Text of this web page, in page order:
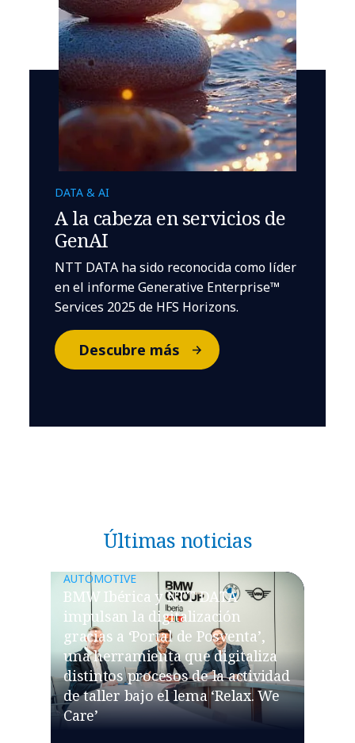
DATA & AI
A la cabeza en servicios de
GenAI
NTT DATA ha sido reconocida como líder
en el informe Generative Enterprise™
Services 2025 de HFS Horizons.
Descubre más
Últimas noticias
AUTOMOTIVE
BMW Ibérica y NTT DATA
impulsan la digitalización
gracias a ‘Portal de Posventa’,
una herramienta que digitaliza
distintos procesos de la actividad
de taller bajo el lema ‘Relax. We
Care’